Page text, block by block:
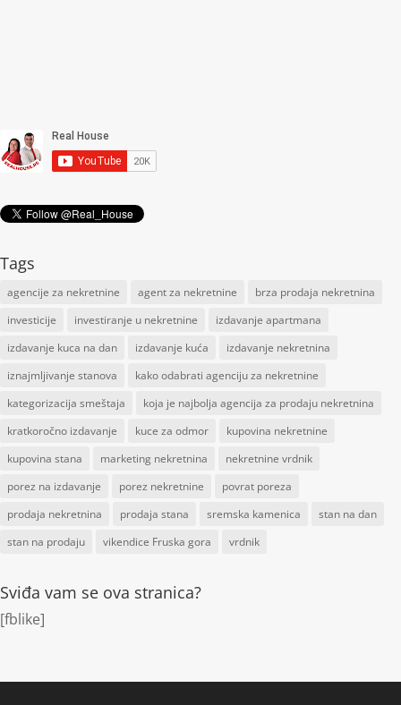
Tags
agencije za nekretnine agent za nekretnine
brza prodaja nekretnina
investicije
investiranje u nekretnine
izdavanje apartmana
izdavanje kuca na dan
izdavanje kuća
izdavanje nekretnina
iznajmljivanje stanova
kako odabrati agenciju za nekretnine
kategorizacija smeštaja
koja je najbolja agencija za prodaju nekretnina
kratkoročno izdavanje
kuce za odmor
kupovina nekretnine
kupovina stana
marketing nekretnina
nekretnine vrdnik
porez na izdavanje
porez nekretnine
povrat poreza
prodaja nekretnina
prodaja stana sremska kamenica
stan na dan
stan na prodaju
vikendice Fruska gora vrdnik
Sviđa vam se ova stranica?
[fblike]